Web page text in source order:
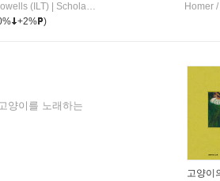
(ILT)
Scholastic Inc
+2% )
Homer
양이를 노래하는
고양이